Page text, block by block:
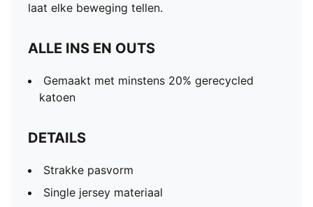
laat elke beweging tellen.
ALLE INS EN OUTS
Gemaakt met minstens 20% gerecycled
katoen
DETAILS
Strakke pasvorm
Single jersey materiaal